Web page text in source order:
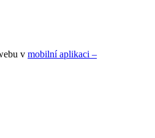
v mobilní aplikaci –